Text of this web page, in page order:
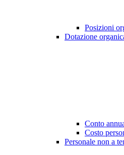
Posizioni
Dotazione
Conto
Costo
Personale non a